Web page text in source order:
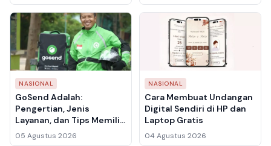
NASIONAL
GoSend Adalah:
Pengertian, Jenis
Layanan, dan Tips Memilih
Layanan
05 Agustus 2026
NASIONAL
Cara Membuat Undangan
Digital Sendiri di HP dan
Laptop Gratis
04 Agustus 2026